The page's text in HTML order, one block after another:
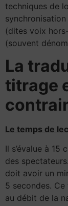
techniques de
(dites voix
(souvent
La
titrage
Le temps de
Il s’évalue à
des
doit avoir un
5 secondes.
au débit de la